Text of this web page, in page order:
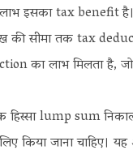
इसका tax benefit
सीमा तक tax
का लाभ मिलता है,
हिस्सा lump sum
किया जाना चाहिए।